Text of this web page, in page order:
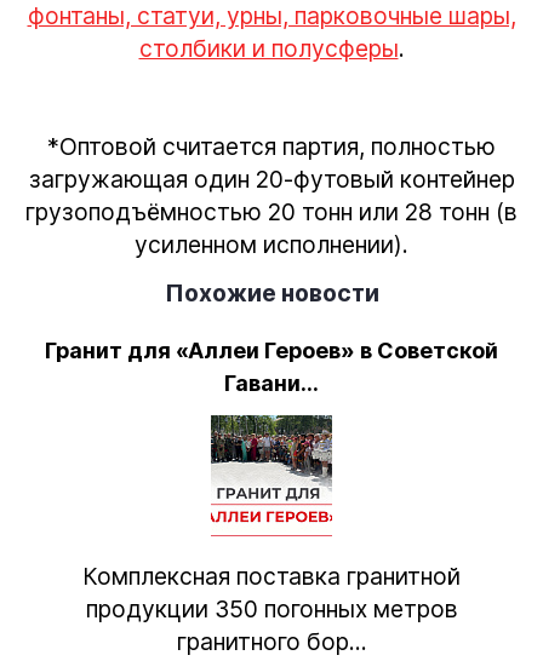
фонтаны, статуи, урны, парковочные шары,
столбики и полусферы.
*Оптовой считается партия, полностью
загружающая один 20-футовый контейнер
грузоподъёмностью 20 тонн или 28 тонн (в
усиленном исполнении).
Похожие новости
Гранит для «Аллеи Героев» в Советской
Гавани...
Комплексная поставка гранитной
продукции 350 погонных метров
гранитного бор...